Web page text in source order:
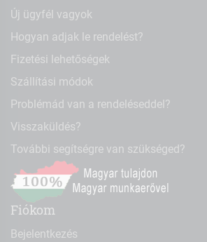
Új ügyfél vagyok
Hogyan adjak le rendelést?
Fizetési lehetőségek
Szállítási módok
Problémád van a rendeléseddel?
Visszaküldés?
További segítségre van szükséged?
Fiókom
Bejelentkezés